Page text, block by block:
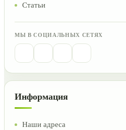
Статьи
МЫ В СОЦИАЛЬНЫХ СЕТЯХ
Информация
Наши адреса